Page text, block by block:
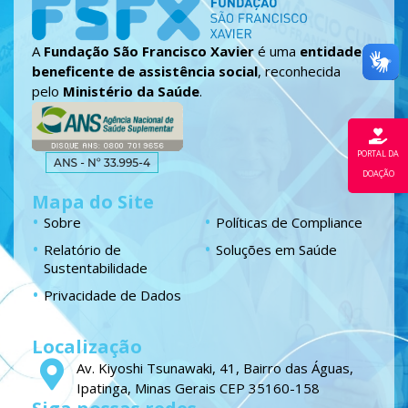
PORTAL DA
DOAÇÃO
A Fundação São Francisco Xavier é uma entidade
beneficente de assistência social, reconhecida
pelo Ministério da Saúde.
Mapa do Site
Sobre
Políticas de Compliance
Relatório de
Sustentabilidade
Soluções em Saúde
Privacidade de Dados
Localização
Av. Kiyoshi Tsunawaki, 41, Bairro das Águas,
Ipatinga, Minas Gerais CEP 35160-158